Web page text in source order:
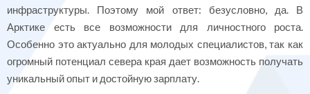
инфраструктуры. Поэтому мой ответ: безусловно, да. В
Арктике есть все возможности для личностного роста.
Особенно это актуально для молодых специалистов, так как
огромный потенциал севера края дает возможность получать
уникальный опыт и достойную зарплату.